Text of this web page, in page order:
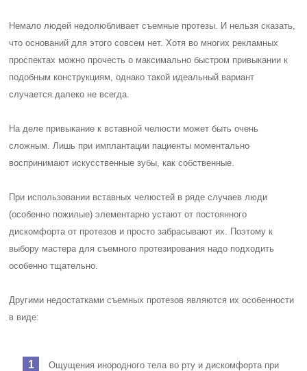
Немало людей недолюбливает съемные протезы. И нельзя сказать,
что оснований для этого совсем нет. Хотя во многих рекламных
проспектах можно прочесть о максимально быстром привыкании к
подобным конструкциям, однако такой идеальный вариант
случается далеко не всегда.
На деле привыкание к вставной челюсти может быть очень
сложным. Лишь при имплантации пациенты моментально
воспринимают искусственные зубы, как собственные.
При использовании вставных челюстей в ряде случаев люди
(особенно пожилые) элементарно устают от постоянного
дискомфорта от протезов и просто забрасывают их. Поэтому к
выбору мастера для съемного протезирования надо подходить
особенно тщательно.
Другими недостатками съемных протезов являются их особенности
в виде:
Ощущения инородного тела во рту и дискомфорта при